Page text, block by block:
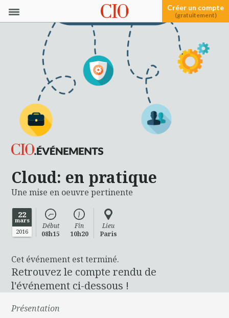
Créer un compte
(gratuitement)
Cloud: en pratique
Une mise en oeuvre pertinente
22
mars
2016
Début
08h15
Fin
10h20
Lieu
Paris
Cet événement est terminé.
Retrouvez le compte rendu de
l'événement ci-dessous !
Présentation